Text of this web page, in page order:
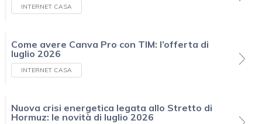
INTERNET CASA
Come avere Canva Pro con TIM: l’offerta di
luglio 2026
INTERNET CASA
Nuova crisi energetica legata allo Stretto di
Hormuz: le novità di luglio 2026